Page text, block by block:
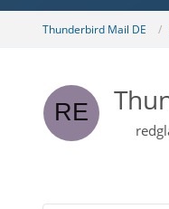
Thunderbird Mail DE